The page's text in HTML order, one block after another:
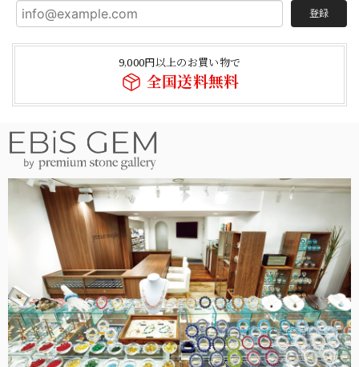
登録
9,000円以上のお買い物で
全国送料無料